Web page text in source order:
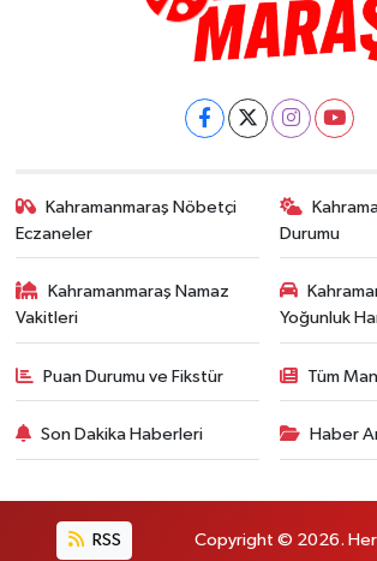
Kahramanmaraş Nöbetçi
Eczaneler
Durumu
Kahramanmaraş Namaz
Vakitleri
Yoğunluk
Puan Durumu ve Fikstür Tüm
Son Dakika Haberleri Haber
RSS Copyright © 2026. Her